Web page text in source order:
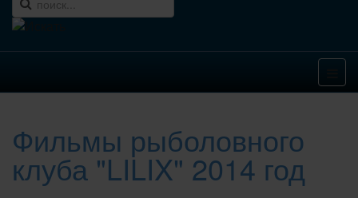
Фильмы рыболовного
клуба "LILIX" 2014 год